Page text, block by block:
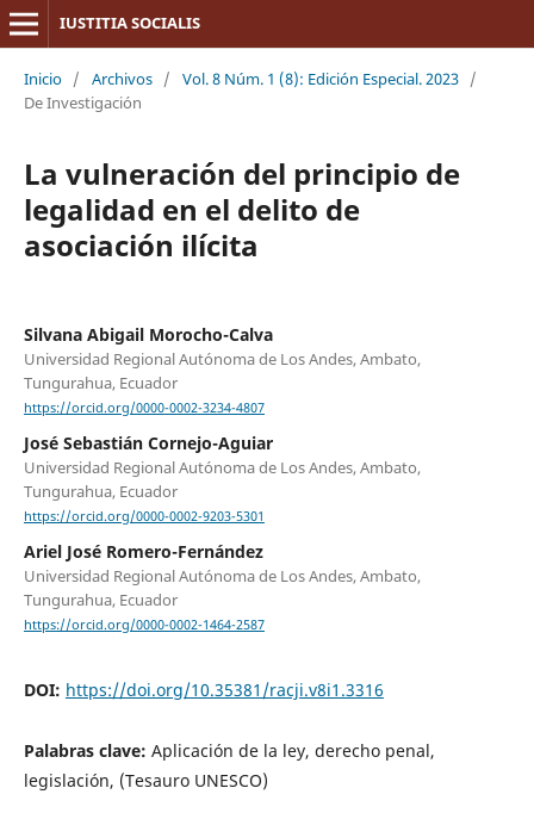
IUSTITIA SOCIALIS
Inicio / Archivos / Vol. 8 Núm. 1 (8): Edición Especial. 2023 /
De Investigación
La vulneración del principio de
legalidad en el delito de
asociación ilícita
Silvana Abigail Morocho-Calva
Universidad Regional Autónoma de Los Andes, Ambato,
Tungurahua, Ecuador
https://orcid.org/0000-0002-3234-4807
José Sebastián Cornejo-Aguiar
Universidad Regional Autónoma de Los Andes, Ambato,
Tungurahua, Ecuador
https://orcid.org/0000-0002-9203-5301
Ariel José Romero-Fernández
Universidad Regional Autónoma de Los Andes, Ambato,
Tungurahua, Ecuador
https://orcid.org/0000-0002-1464-2587
DOI: https://doi.org/10.35381/racji.v8i1.3316
Palabras clave: Aplicación de la ley, derecho penal,
legislación, (Tesauro UNESCO)